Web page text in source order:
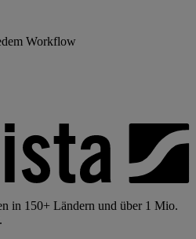
Workflow
in 150+ Ländern und über 1 Mio.